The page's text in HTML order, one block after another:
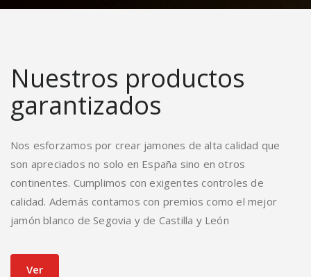
Nuestros productos
garantizados
Nos esforzamos por crear jamones de alta calidad que
son apreciados no solo en España sino en otros
continentes. Cumplimos con exigentes controles de
calidad. Además contamos con premios como el mejor
jamón blanco de Segovia y de Castilla y León
Ver